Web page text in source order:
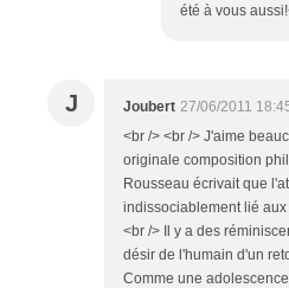
été à vous
J Joubert 27/06/2011
<br /> <br /> J'aime
originale composition
Rousseau écrivait que
indissociablement lié
<br /> Il y a des
désir de l'humain d'un
Comme une